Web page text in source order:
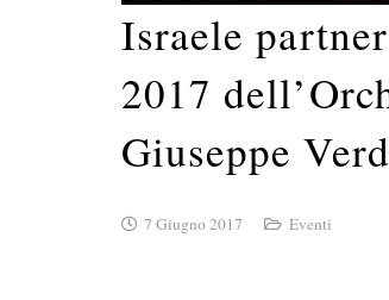
Israele
2017
Giuseppe
7 Giugno 2017 Eventi